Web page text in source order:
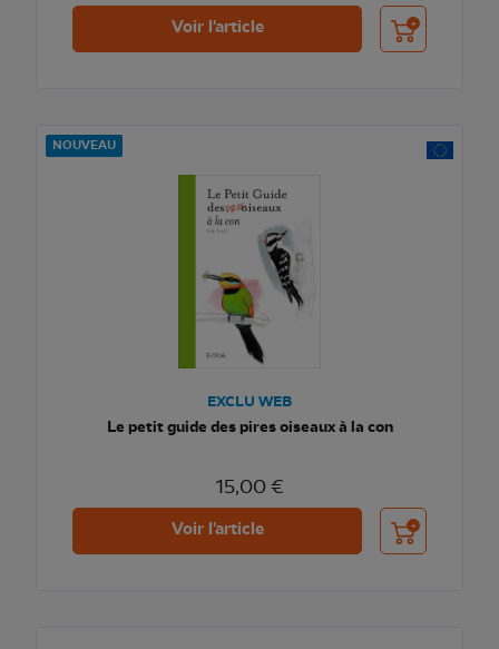
Voir l'article Ajouter au
NOUVEAU
EXCLU WEB
Le petit guide des pires oiseaux à la con
15,00 €
Voir l'article Ajouter au